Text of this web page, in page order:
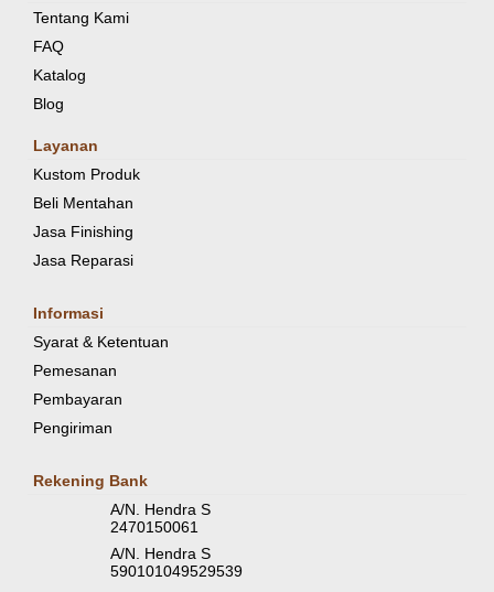
Tentang Kami
FAQ
Katalog
Blog
Layanan
Kustom Produk
Beli Mentahan
Jasa Finishing
Jasa Reparasi
Informasi
Syarat & Ketentuan
Pemesanan
Pembayaran
Pengiriman
Rekening Bank
A/N. Hendra S
2470150061
A/N. Hendra S
590101049529539